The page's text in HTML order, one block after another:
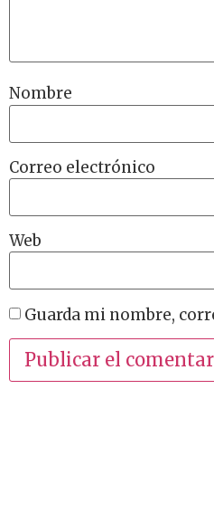
Nombre
Correo electrónico
Web
Guarda mi nombre,